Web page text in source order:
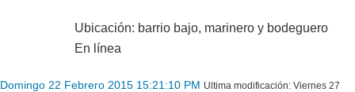
Ubicación: barrio bajo, marinero y bodeguero
En línea
Domingo 22 Febrero 2015 15:21:10 PM Ultima modificación: Viernes 27